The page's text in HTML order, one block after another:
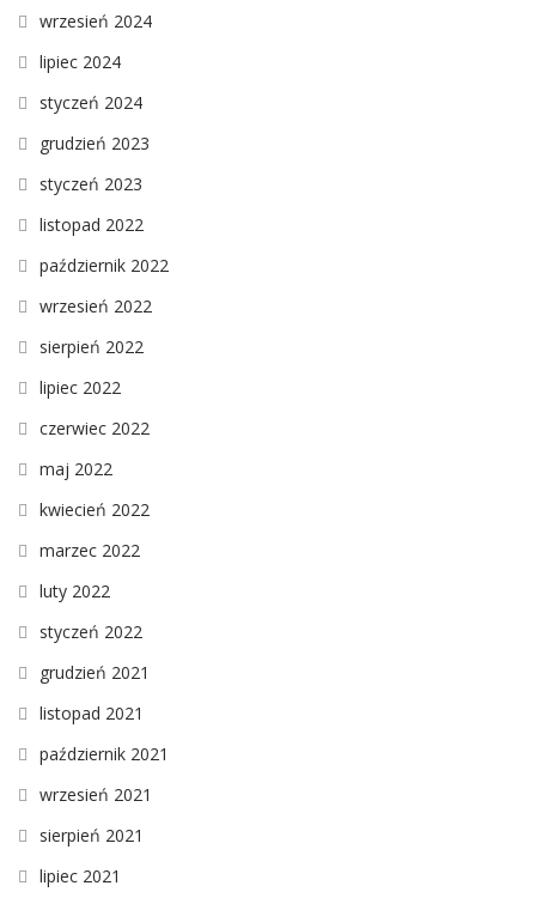
wrzesień 2024
lipiec 2024
styczeń 2024
grudzień 2023
styczeń 2023
listopad 2022
październik 2022
wrzesień 2022
sierpień 2022
lipiec 2022
czerwiec 2022
maj 2022
kwiecień 2022
marzec 2022
luty 2022
styczeń 2022
grudzień 2021
listopad 2021
październik 2021
wrzesień 2021
sierpień 2021
lipiec 2021